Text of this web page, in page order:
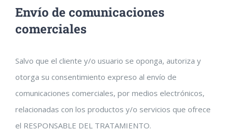
Envío de comunicaciones
comerciales
Salvo que el cliente y/o usuario se oponga, autoriza y
otorga su consentimiento expreso al envío de
comunicaciones comerciales, por medios electrónicos,
relacionadas con los productos y/o servicios que ofrece
el RESPONSABLE DEL TRATAMIENTO.